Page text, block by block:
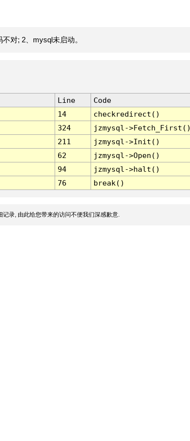
对; 2、mysql未启动。
Line
Code
14
checkredirect()
324
jzmysql-
211
jzmysql->Init()
62
jzmysql->Open()
94
jzmysql->halt()
76 break()
录, 由此给您带来的访问不便我们深感歉意.